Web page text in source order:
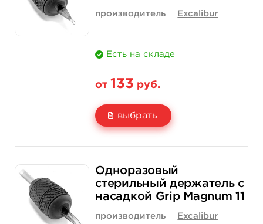
производитель Excalibur
Есть на складе
от 133 руб.
выбрать
Цена
Количество купить купить
Одноразовый
стерильный держатель с
насадкой Grip Magnum 11
производитель Excalibur